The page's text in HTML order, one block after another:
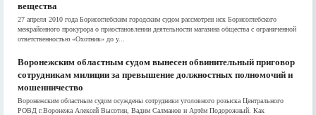
вещества
27 апреля 2010 года Борисоглебским городским судом рассмотрен иск Борисоглебского
межрайонного прокурора о приостановлении деятельности магазина общества с ограниченной
ответственностью «Охотник» до у...
Воронежским областным судом вынесен обвинительный приговор
сотрудникам милиции за превышение должностных полномочий и
мошенничество
Воронежским областным судом осуждены сотрудники уголовного розыска Центрального
РОВД г.Воронежа Алексей Высотин, Вадим Салманов и Артём Подорожный. Как